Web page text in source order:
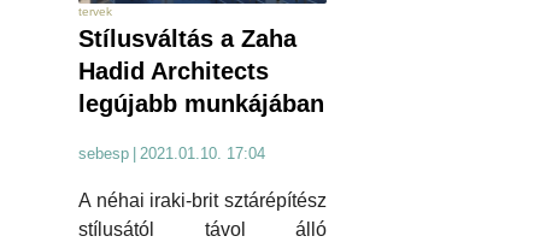
tervek
Stílusváltás a Zaha
Hadid Architects
legújabb munkájában
sebesp 2021.01.10. 17:04
A néhai iraki-brit sztárépítész
stílusától távol álló